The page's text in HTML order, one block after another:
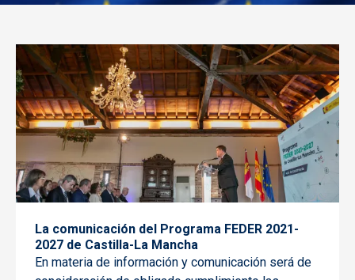
La comunicación del Programa FEDER 2021-
2027 de Castilla-La Mancha
En materia de información y comunicación será de